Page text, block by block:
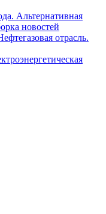
Альтернативная
новостей
отрасль.